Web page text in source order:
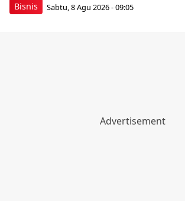
Bisnis Sabtu, 8 Agu 2026 - 09:05